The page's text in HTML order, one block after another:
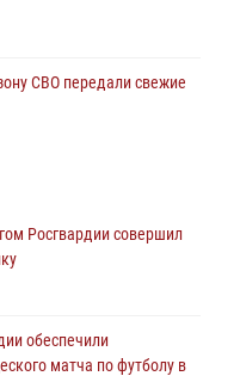
СВО передали свежие
подготовке для
Росгвардии совершил
обеспечили
матча по футболу в